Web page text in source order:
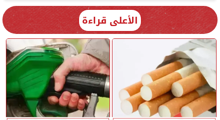
الأعلى قراءة